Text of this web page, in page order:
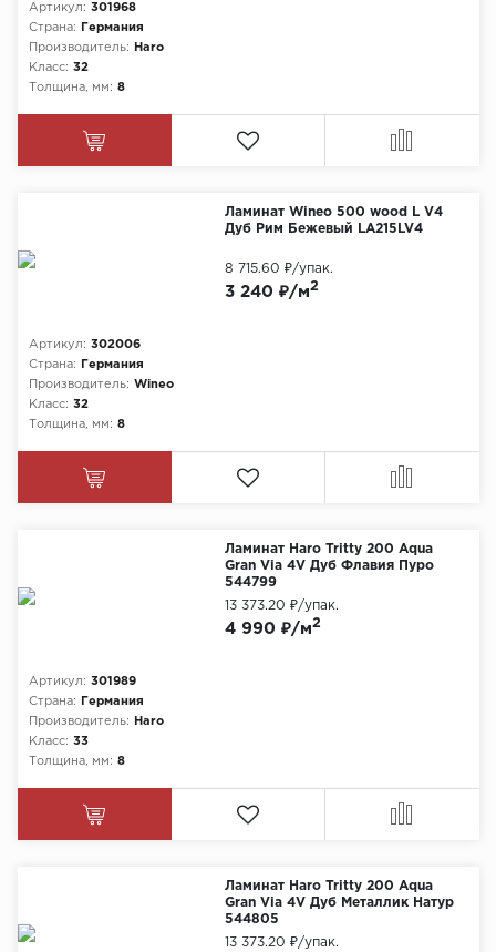
Артикул: 301968
Страна:
Германия
Производитель:
Haro
Класс: 32
Толщина, мм: 8
Ламинат Wineo 500 wood L V4
Дуб Рим Бежевый LA215LV4
Артикул: 302006
Страна:
Германия
Производитель: Wineo
Класс: 32
Толщина, мм: 8
3 240 ₽/м2
8 715.60 ₽/упак.
Ламинат Haro Tritty 200 Aqua
Gran Via 4V Дуб Флавия Пуро
544799
Артикул: 301989
Страна:
Германия
Производитель:
Haro
Класс: 33
Толщина, мм: 8
4 990 ₽/м2
13 373.20 ₽/упак.
Ламинат Haro Tritty 200 Aqua
Gran Via 4V Дуб Металлик Натур
544805
13 373.20 ₽/упак.